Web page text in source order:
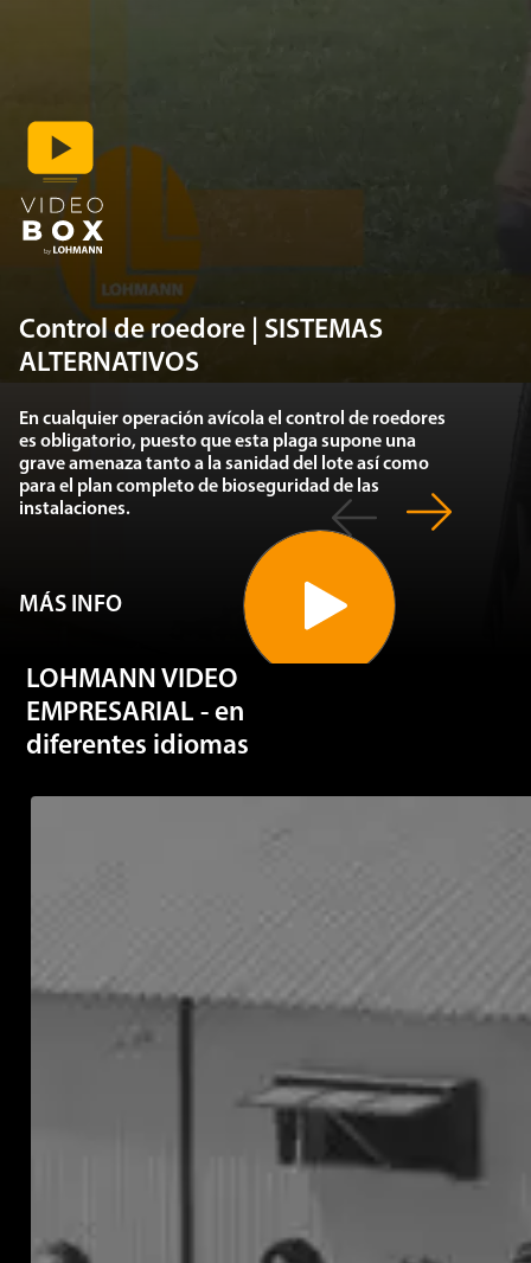
Control de roedore | SISTEMAS
ALTERNATIVOS
En cualquier operación avícola el control de roedores
es obligatorio, puesto que esta plaga supone una
grave amenaza tanto a la sanidad del lote así como
para el plan completo de bioseguridad de las
instalaciones.
MÁS INFO
LOHMANN VIDEO
EMPRESARIAL - en
diferentes idiomas